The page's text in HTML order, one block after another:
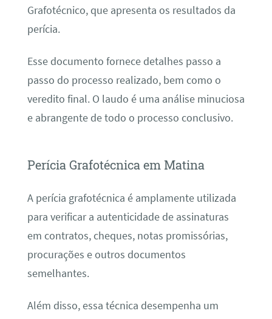
Grafotécnico, que apresenta os resultados da
perícia.
Esse documento fornece detalhes passo a
passo do processo realizado, bem como o
veredito final. O laudo é uma análise minuciosa
e abrangente de todo o processo conclusivo.
Perícia Grafotécnica em Matina
A perícia grafotécnica é amplamente utilizada
para verificar a autenticidade de assinaturas
em contratos, cheques, notas promissórias,
procurações e outros documentos
semelhantes.
Além disso, essa técnica desempenha um